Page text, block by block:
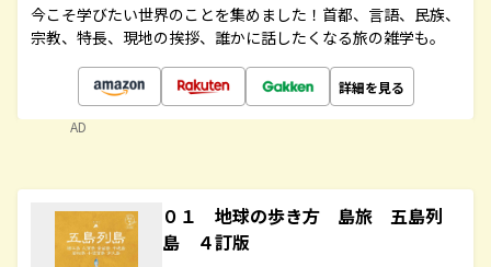
今こそ学びたい世界のことを集めました！首都、言語、民族、
宗教、特長、現地の挨拶、誰かに話したくなる旅の雑学も。
詳細を見る
AD
０１ 地球の歩き方 島旅 五島列
島 ４訂版